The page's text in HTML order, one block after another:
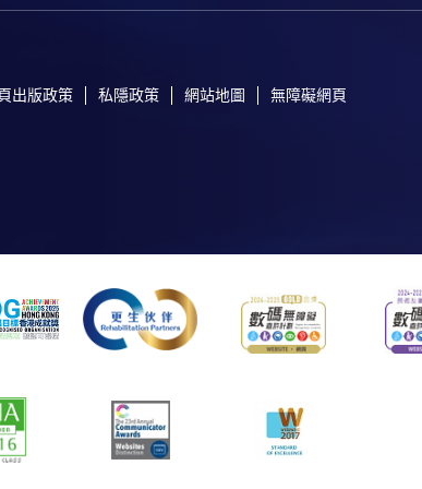
出版政策 私隱政策 網站地圖 無障礙網頁